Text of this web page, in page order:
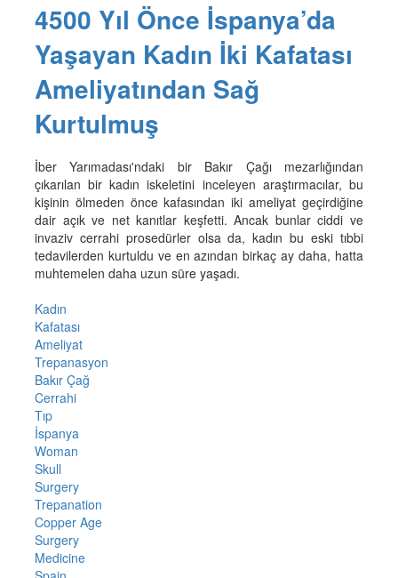
4500 Yıl Önce İspanya’da
Yaşayan Kadın İki Kafatası
Ameliyatından Sağ
Kurtulmuş
İber Yarımadası'ndaki bir Bakır Çağı mezarlığından
çıkarılan bir kadın iskeletini inceleyen araştırmacılar, bu
kişinin ölmeden önce kafasından iki ameliyat geçirdiğine
dair açık ve net kanıtlar keşfetti. Ancak bunlar ciddi ve
invaziv cerrahi prosedürler olsa da, kadın bu eski tıbbi
tedavilerden kurtuldu ve en azından birkaç ay daha, hatta
muhtemelen daha uzun süre yaşadı.
Kadın
Kafatası
Ameliyat
Trepanasyon
Bakır Çağ
Cerrahi
Tıp
İspanya
Woman
Skull
Surgery
Trepanation
Copper Age
Surgery
Medicine